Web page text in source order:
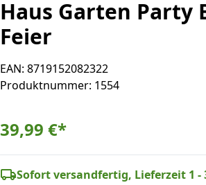
Haus Garten Party
Feier
EAN: 8719152082322
Produktnummer: 1554
39,99 €*
Sofort versandfertig, Lieferzeit 1 -